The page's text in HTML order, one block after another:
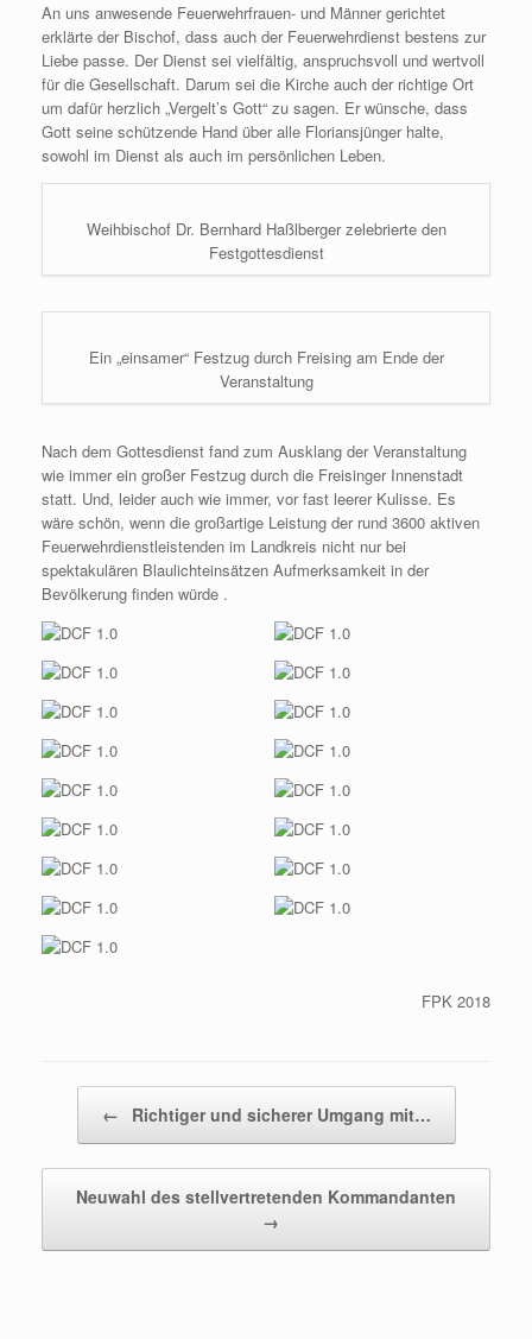
An uns anwesende Feuerwehrfrauen- und Männer gerichtet
erklärte der Bischof, dass auch der Feuerwehrdienst bestens zur
Liebe passe. Der Dienst sei vielfältig, anspruchsvoll und wertvoll
für die Gesellschaft. Darum sei die Kirche auch der richtige Ort
um dafür herzlich „Vergelt’s Gott“ zu sagen. Er wünsche, dass
Gott seine schützende Hand über alle Floriansjünger halte,
sowohl im Dienst als auch im persönlichen Leben.
Weihbischof Dr. Bernhard Haßlberger zelebrierte den
Festgottesdienst
Ein „einsamer“ Festzug durch Freising am Ende der
Veranstaltung
Nach dem Gottesdienst fand zum Ausklang der Veranstaltung
wie immer ein großer Festzug durch die Freisinger Innenstadt
statt. Und, leider auch wie immer, vor fast leerer Kulisse. Es
wäre schön, wenn die großartige Leistung der rund 3600 aktiven
Feuerwehrdienstleistenden im Landkreis nicht nur bei
spektakulären Blaulichteinsätzen Aufmerksamkeit in der
Bevölkerung finden würde .
FPK 2018
← Richtiger und sicherer Umgang mit…
Neuwahl des stellvertretenden Kommandanten
→